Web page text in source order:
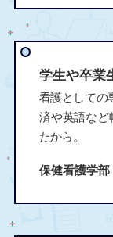
学生や卒業
看護としての
済や英語など
たから。
保健看護学部